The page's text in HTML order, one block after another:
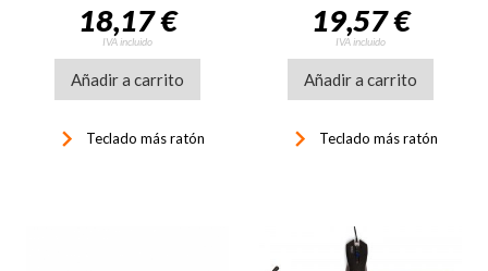
18,17 €
IVA incluido
Añadir a carrito
keyboard_arrow_right Teclado más ratón
19,57 €
IVA incluido
Añadir a carrito
keyboard_arrow_right Teclado más ratón